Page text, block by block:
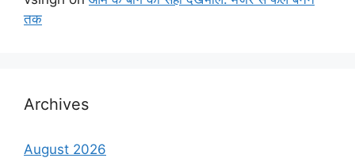
तक
Archives
August 2026